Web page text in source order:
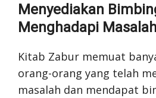
Menyediakan
Menghadapi Masalah
Kitab Zabur memuat
orang-orang yang telah
masalah dan mendapat